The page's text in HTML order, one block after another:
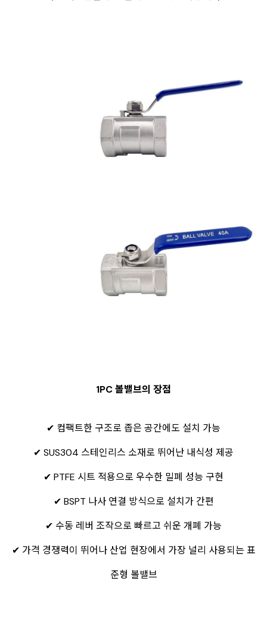
1PC 볼밸브의 장점
✔ 컴팩트한 구조로 좁은 공간에도 설치 가능
✔ SUS304 스테인리스 소재로 뛰어난 내식성 제공
✔ PTFE 시트 적용으로 우수한 밀폐 성능 구현
✔ BSPT 나사 연결 방식으로 설치가 간편
✔ 수동 레버 조작으로 빠르고 쉬운 개폐 가능
✔ 가격 경쟁력이 뛰어나 산업 현장에서 가장 널리 사용되는 표
준형 볼밸브